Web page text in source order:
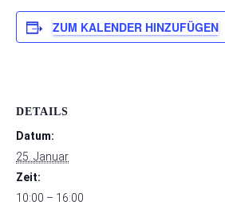
ZUM KALENDER HINZUFÜGEN
DETAILS
Datum:
25. Januar
Zeit:
10:00 – 16:00